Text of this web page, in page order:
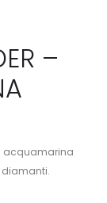
–
acquamarina
diamanti.